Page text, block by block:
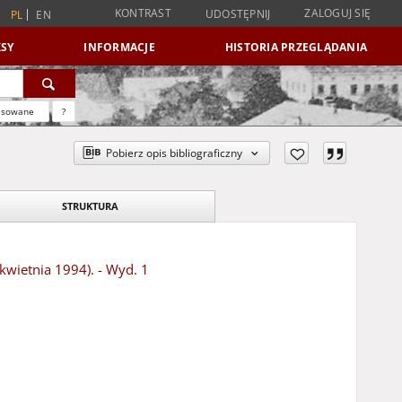
PL EN KONTRAST UDOSTĘPNIJ ZALOGUJ SIĘ
INFORMACJE HISTORIA PRZEGLĄDANIA
?
Pobierz opis bibliograficzny
STRUKTURA
1994). - Wyd. 1